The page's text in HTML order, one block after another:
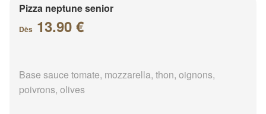
Pizza neptune senior
Dès 13.90 €
Base sauce tomate, mozzarella, thon, oignons,
poivrons, olives